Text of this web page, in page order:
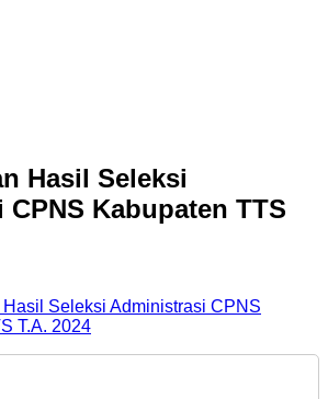
Hasil Seleksi
Kabupaten TTS
Hasil Seleksi Administrasi CPNS
T.A. 2024